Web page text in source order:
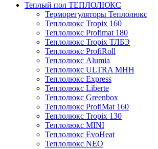
Теплый пол ТЕПЛОЛЮКС
Терморегуляторы Теплолюкс
Теплолюкс Tropix 160
Теплолюкс Profimat 180
Теплолюкс Tropix ТЛБЭ
Теплолюкс ProfiRoll
Теплолюкс Alumia
Теплолюкс ULTRA МНН
Теплолюкс Express
Теплолюкс Liberte
Теплолюкс Greenbox
Теплолюкс ProfiMat 160
Теплолюкс Tropix 130
Теплолюкс MINI
Теплолюкс EvoHeat
Теплолюкс NEO